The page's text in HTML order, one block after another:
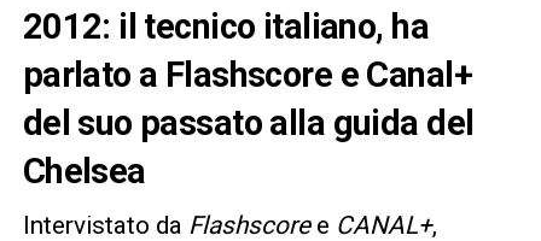
2012: il tecnico italiano, ha
parlato a Flashscore e Canal+
del suo passato alla guida del
Chelsea
Intervistato da Flashscoree CANAL+,